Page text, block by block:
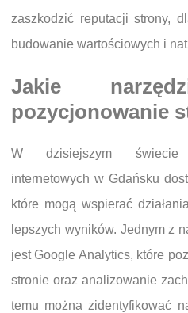
zaszkodzić reputacji strony,
budowanie wartościowych i
Jakie
pozycjonowanie
W dzisiejszym świecie
internetowych w Gdańsku
które mogą wspierać
lepszych wyników. Jednym z
jest Google Analytics, które
stronie oraz analizowanie
temu można zidentyfikować